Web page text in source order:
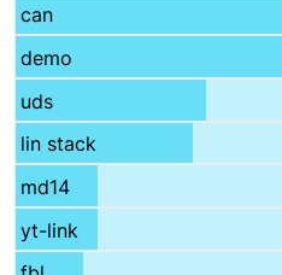
can
demo
uds
lin stack
md14
yt-link